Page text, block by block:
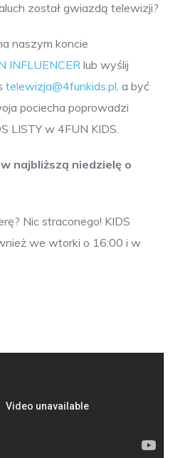
został gwiazdą telewizji?
naszym koncie
INFLUENCERlub wyślij
telewizja@4funkids.pl, a być
pociecha poprowadzi
LISTY w 4FUN KIDS.
najbliższą niedzielę o
Nic straconego! KIDS
we wtorki o 16:00 i w